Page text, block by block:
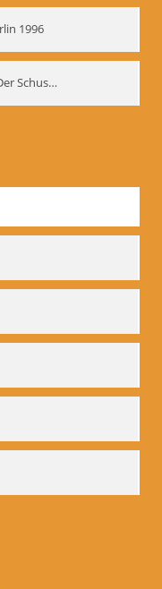
1996
Demonstration der Etüde „Der Schuss mit dem Bogen“ durch Gennadij Nikolajewitsch Bogdanow, Berlin 1991